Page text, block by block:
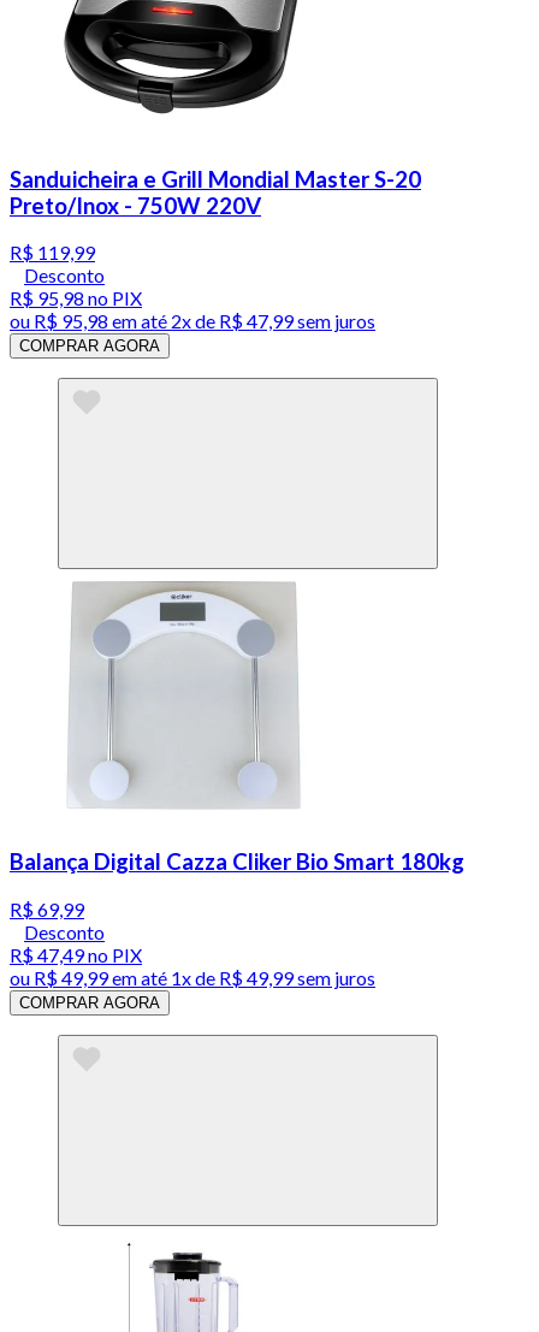
Sanduicheira e Grill Mondial Master S-20
Preto/Inox - 750W 220V
R$ 119,99
Desconto
R$ 95,98 no PIX
ou R$ 95,98 em até 2x de R$ 47,99 sem juros
COMPRAR AGORA
Balança Digital Cazza Cliker Bio Smart 180kg
R$ 69,99
Desconto
R$ 47,49no PIX
ou R$ 49,99em até 1x de R$ 49,99sem juros
COMPRAR AGORA